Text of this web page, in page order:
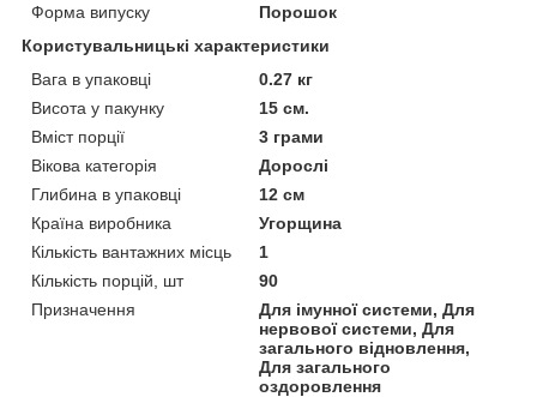
Форма випуску
Порошок
Користувальницькі характеристики
Вага в упаковці
0.27 кг
Висота у пакунку
15 см.
Вміст порції
3 грами
Вікова категорія
Дорослі
Глибина в упаковці
12 см
Країна виробника
Угорщина
Кількість вантажних місць
1
Кількість порцій, шт
90
Призначення
Для імунної системи, Для
нервової системи, Для
загального відновлення,
Для загального
оздоровлення